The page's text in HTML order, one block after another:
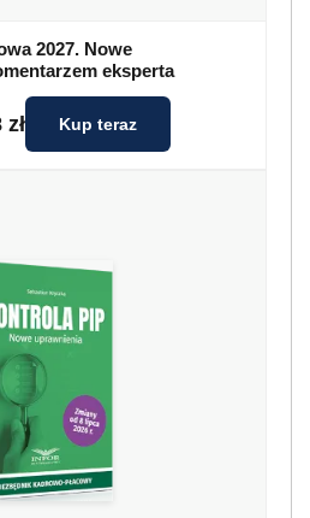
2027. Nowe
eksperta
zł Kup teraz